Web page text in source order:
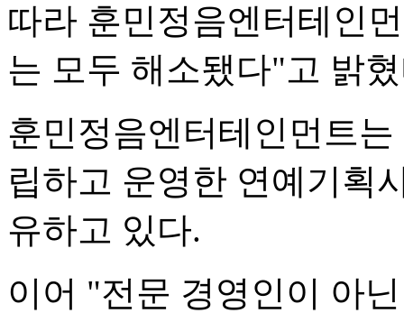
따라 훈민정음엔터테인
는 모두 해소됐다"고 밝
훈민정음엔터테인먼트
립하고 운영한 연예기획
유하고 있다.
이어 "전문 경영인이 아